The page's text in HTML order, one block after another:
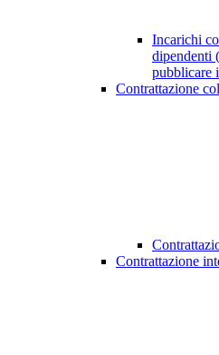
Incarichi
dipendenti
pubblicare
Contrattazione
Contrattazione